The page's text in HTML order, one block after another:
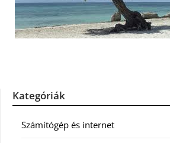
Kategóriák
Számítógép és internet